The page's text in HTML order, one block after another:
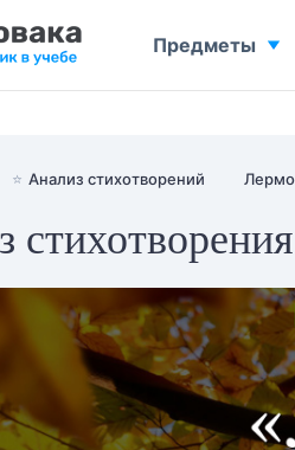
⭐ Анализ стихотворений
Предметы